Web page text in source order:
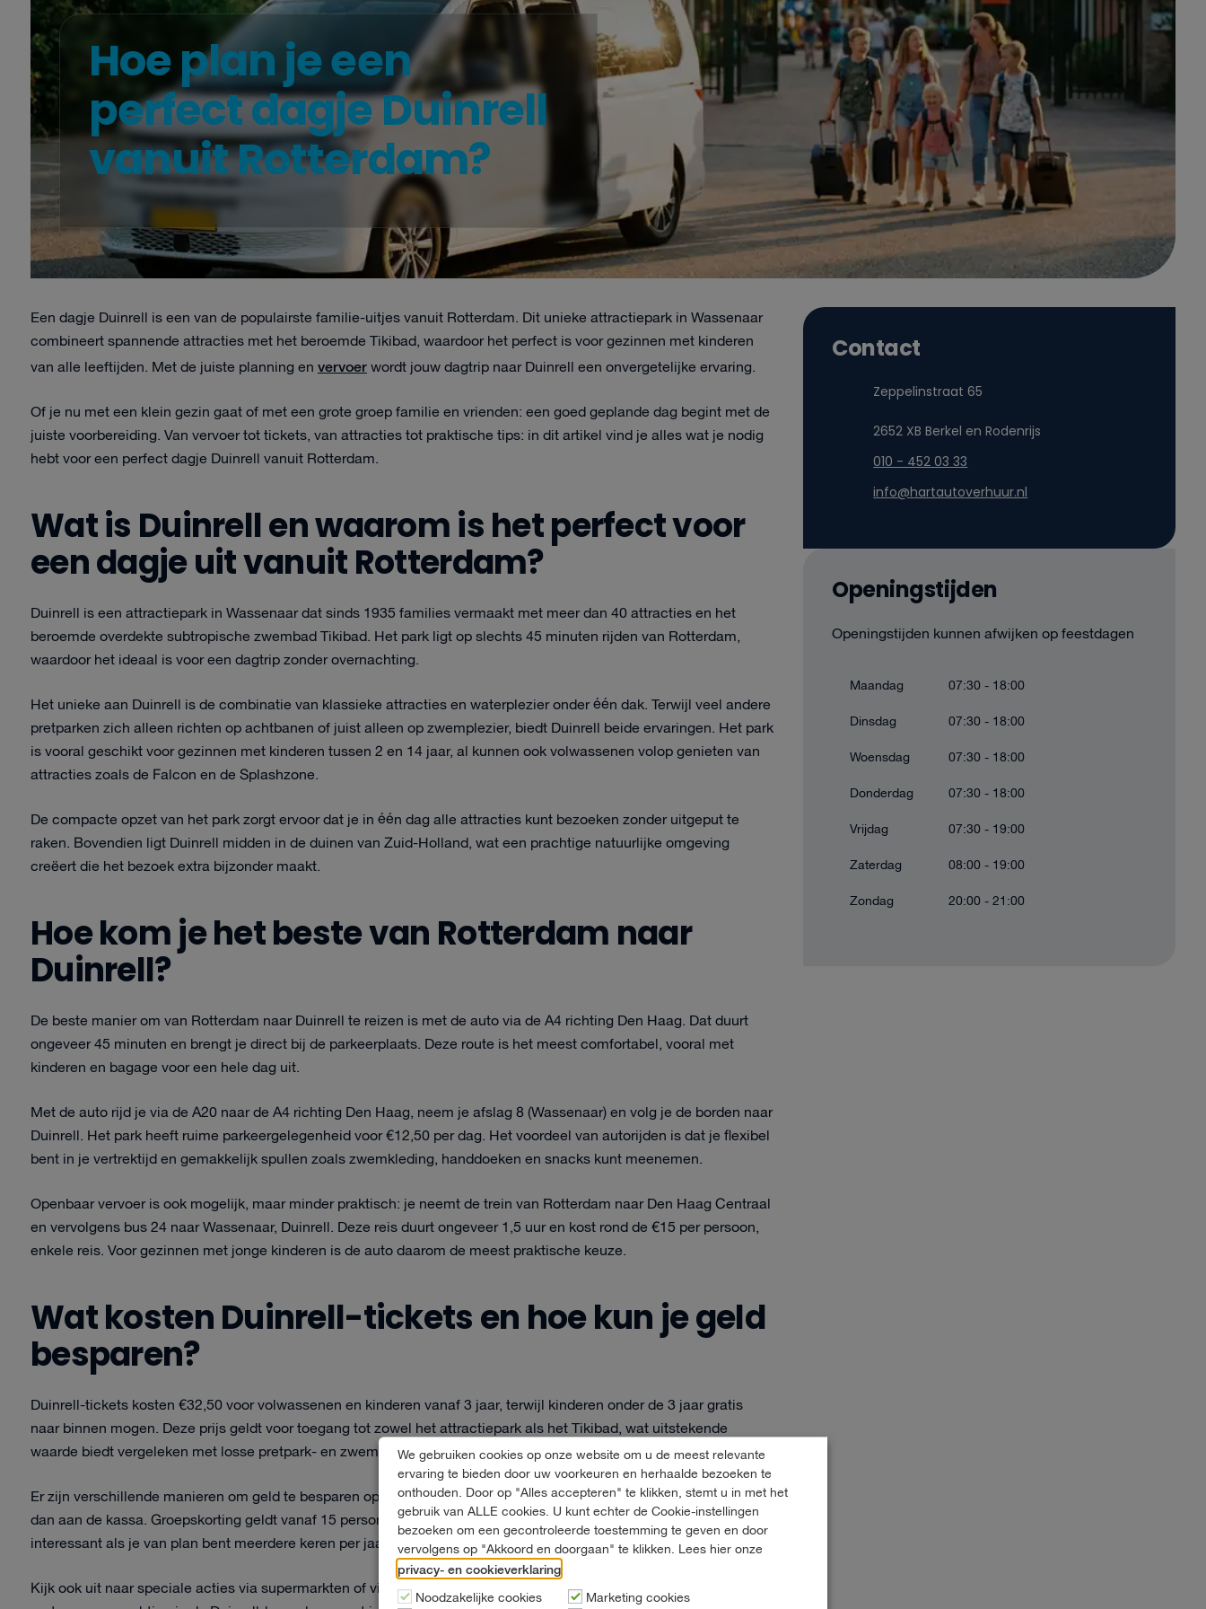
Hoe plan je een
perfect dagje Duinrell
vanuit Rotterdam?
Een dagje Duinrell is een van de populairste familie-uitjes vanuit Rotterdam. Dit unieke attractiepark in Wassenaar
combineert spannende attracties met het beroemde Tikibad, waardoor het perfect is voor gezinnen met kinderen
van alle leeftijden. Met de juiste planning en vervoerwordt jouw dagtrip naar Duinrell een onvergetelijke ervaring.
Of je nu met een klein gezin gaat of met een grote groep familie en vrienden: een goed geplande dag begint met de
juiste voorbereiding. Van vervoer tot tickets, van attracties tot praktische tips: in dit artikel vind je alles wat je nodig
hebt voor een perfect dagje Duinrell vanuit Rotterdam.
Wat is Duinrell en waarom is het perfect voor
een dagje uit vanuit Rotterdam?
Duinrell is een attractiepark in Wassenaar dat sinds 1935 families vermaakt met meer dan 40 attracties en het
beroemde overdekte subtropische zwembad Tikibad. Het park ligt op slechts 45 minuten rijden van Rotterdam,
waardoor het ideaal is voor een dagtrip zonder overnachting.
Het unieke aan Duinrell is de combinatie van klassieke attracties en waterplezier onder één dak. Terwijl veel andere
pretparken zich alleen richten op achtbanen of juist alleen op zwemplezier, biedt Duinrell beide ervaringen. Het park
is vooral geschikt voor gezinnen met kinderen tussen 2 en 14 jaar, al kunnen ook volwassenen volop genieten van
attracties zoals de Falcon en de Splashzone.
De compacte opzet van het park zorgt ervoor dat je in één dag alle attracties kunt bezoeken zonder uitgeput te
raken. Bovendien ligt Duinrell midden in de duinen van Zuid-Holland, wat een prachtige natuurlijke omgeving
creëert die het bezoek extra bijzonder maakt.
Hoe kom je het beste van Rotterdam naar
Duinrell?
De beste manier om van Rotterdam naar Duinrell te reizen is met de auto via de A4 richting Den Haag. Dat duurt
ongeveer 45 minuten en brengt je direct bij de parkeerplaats. Deze route is het meest comfortabel, vooral met
kinderen en bagage voor een hele dag uit.
Met de auto rijd je via de A20 naar de A4 richting Den Haag, neem je afslag 8 (Wassenaar) en volg je de borden naar
Duinrell. Het park heeft ruime parkeergelegenheid voor €12,50 per dag. Het voordeel van autorijden is dat je flexibel
bent in je vertrektijd en gemakkelijk spullen zoals zwemkleding, handdoeken en snacks kunt meenemen.
Openbaar vervoer is ook mogelijk, maar minder praktisch: je neemt de trein van Rotterdam naar Den Haag Centraal
en vervolgens bus 24 naar Wassenaar, Duinrell. Deze reis duurt ongeveer 1,5 uur en kost rond de €15 per persoon,
enkele reis. Voor gezinnen met jonge kinderen is de auto daarom de meest praktische keuze.
Wat kosten Duinrell-tickets en hoe kun je geld
besparen?
Duinrell-tickets kosten €32,50 voor volwassenen en kinderen vanaf 3 jaar, terwijl kinderen onder de 3 jaar gratis
naar binnen mogen. Deze prijs geldt voor toegang tot zowel het attractiepark als het Tikibad, wat uitstekende
waarde biedt vergeleken met losse pretpark- en zwembadbezoeken.
Er zijn verschillende manieren om geld te besparen op je bezoek aan Duinrell. Online tickets zijn vaak €2 goedkoper
dan aan de kassa. Groepskorting geldt vanaf 15 personen en levert 10% korting op. Seizoenskaarten zijn
interessant als je van plan bent meerdere keren per jaar te gaan en kosten €89 per persoon.
Kijk ook uit naar speciale acties via supermarkten of via de Duinrell-website. Soms zijn er combideals beschikbaar
Contact
Zeppelinstraat 65
2652 XB Berkel en Rodenrijs
010 - 452 03 33
info@hartautoverhuur.nl
Openingstijden
Openingstijden kunnen afwijken op feestdagen
Maandag
07:30 - 18:00
Dinsdag
07:30 - 18:00
Woensdag
07:30 - 18:00
Donderdag
07:30 - 18:00
Vrijdag
07:30 - 19:00
Zaterdag
08:00 - 19:00
Zondag
20:00 - 21:00
We gebruiken cookies op onze website om u de meest relevante
ervaring te bieden door uw voorkeuren en herhaalde bezoeken te
onthouden. Door op "Alles accepteren" te klikken, stemt u in met het
gebruik van ALLE cookies. U kunt echter de Cookie-instellingen
bezoeken om een gecontroleerde toestemming te geven en door
vervolgens op "Akkoord en doorgaan" te klikken. Lees hier onze
privacy- en cookieverklaring
Noodzakelijke cookies
Marketing cookies